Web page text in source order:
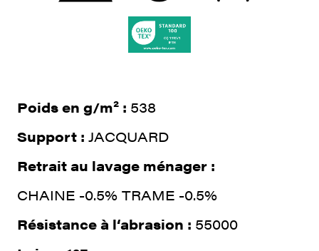
Poids en g/m² : 538
Support : JACQUARD
Retrait au lavage ménager :
CHAINE -0.5% TRAME -0.5%
Résistance à l‘abrasion : 55000